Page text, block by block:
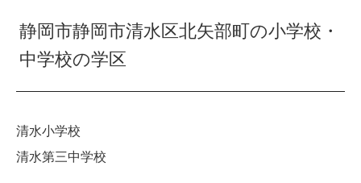
静岡市静岡市清水区北矢部町の小学校・
中学校の学区
清水小学校
清水第三中学校